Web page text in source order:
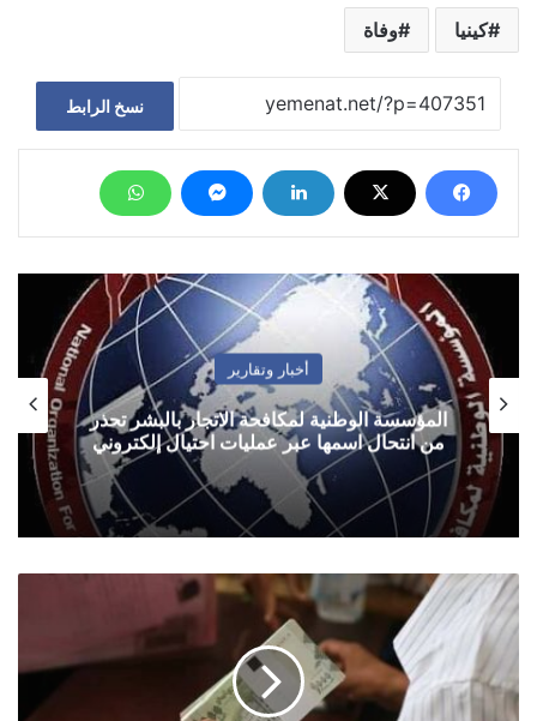
كينيا وفاة
نسخ الرابط
أخبار وتقارير
المؤسسة الوطنية لمكافحة الاتجار بالبشر تحذر
من انتحال اسمها عبر عمليات احتيال إلكتروني
صنعاء
..
البنك
المركزي
يعلن
بدء